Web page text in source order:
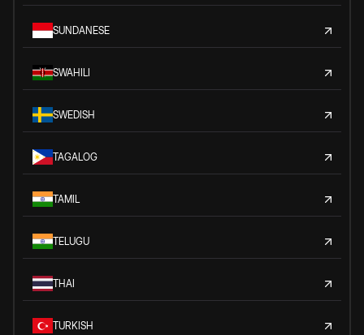
SUNDANESE
SWAHILI
SWEDISH
TAGALOG
TAMIL
TELUGU
THAI
TURKISH